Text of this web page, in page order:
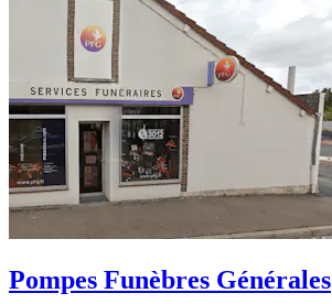
Pompes Funèbres Générales